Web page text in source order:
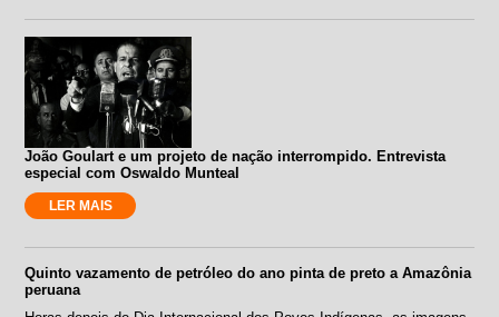
João Goulart e um projeto de nação interrompido. Entrevista
especial com Oswaldo Munteal
LER MAIS
Quinto vazamento de petróleo do ano pinta de preto a Amazônia
peruana